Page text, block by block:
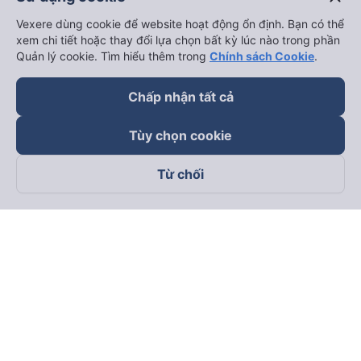
Theo dõi chúng tôi trên
Vexere dùng cookie để website hoạt động ổn định. Bạn có thể
xem chi tiết hoặc thay đổi lựa chọn bất kỳ lúc nào trong phần
Quản lý cookie. Tìm hiểu thêm trong Chính sách Cookie.
Chấp nhận tất cả
Tùy chọn cookie
Từ chối